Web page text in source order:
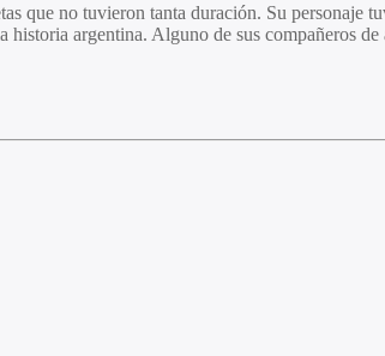
que no tuvieron tanta duración. Su personaje
argentina. Alguno de sus compañeros